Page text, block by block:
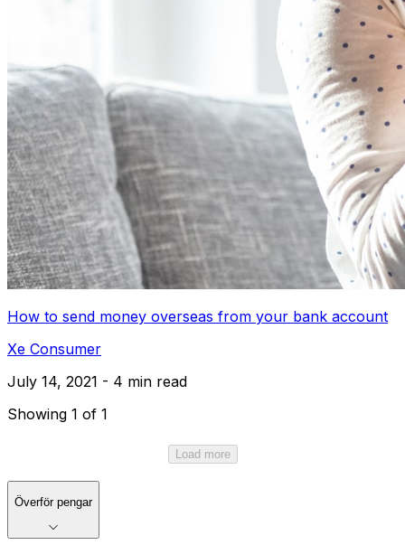
How to send money overseas from your bank account
Xe Consumer
July 14, 2021 - 4 min read
Showing 1 of 1
Load more
Överför pengar